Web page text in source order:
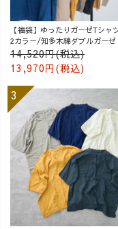
【福袋】ゆったりガーゼTシャ
2カラー/知多木綿ダブルガーゼ
14,520円(税込)
13,970円(税込)